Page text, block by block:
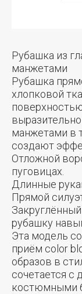
Рубашка из
манжетами
Рубашка
хлопковой
манжетами в
создают
Отложной
пуговицах.
Длинные
Прямой
рубашку
Эта модель
приём color
образов в
сочетается с
костюмными